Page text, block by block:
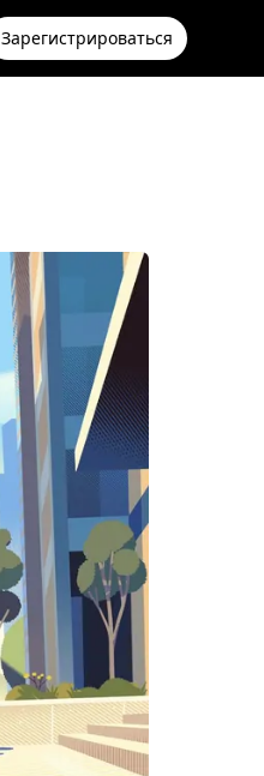
Зарегистрироваться